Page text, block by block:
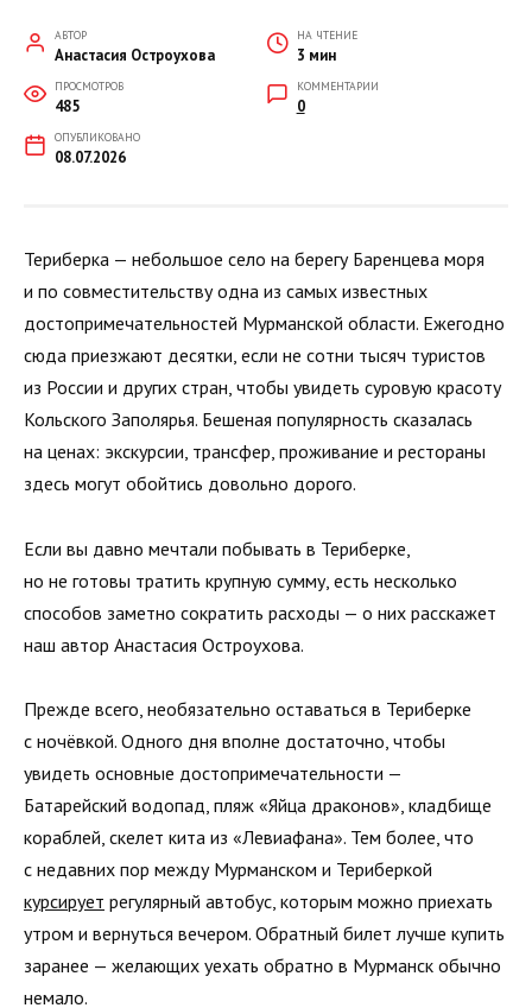
АВТОР
Анастасия Остроухова
НА ЧТЕНИЕ
3 мин
ПРОСМОТРОВ
485
КОММЕНТАРИИ
0
ОПУБЛИКОВАНО
08.07.2026
Териберка — небольшое село на берегу Баренцева моря
и по совместительству одна из самых известных
достопримечательностей Мурманской области. Ежегодно
сюда приезжают десятки, если не сотни тысяч туристов
из России и других стран, чтобы увидеть суровую красоту
Кольского Заполярья. Бешеная популярность сказалась
на ценах: экскурсии, трансфер, проживание и рестораны
здесь могут обойтись довольно дорого.
Если вы давно мечтали побывать в Териберке,
но не готовы тратить крупную сумму, есть несколько
способов заметно сократить расходы — о них расскажет
наш автор Анастасия Остроухова.
Прежде всего, необязательно оставаться в Териберке
с ночёвкой. Одного дня вполне достаточно, чтобы
увидеть основные достопримечательности —
Батарейский водопад, пляж «Яйца драконов», кладбище
кораблей, скелет кита из «Левиафана». Тем более, что
с недавних пор между Мурманском и Териберкой
курсирует регулярный автобус, которым можно приехать
утром и вернуться вечером. Обратный билет лучше купить
заранее — желающих уехать обратно в Мурманск обычно
немало.